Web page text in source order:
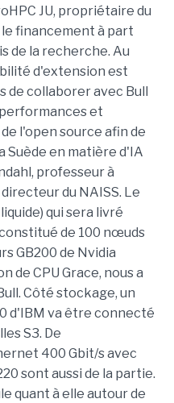
JU, propriétaire du
le financement à part
de la recherche. Au
d'extension est
de collaborer avec Bull
et
l'open source afin de
Suède en matière d'IA
professeur à
du NAISS. Le
qui sera livré
de 100 nœuds
GB200 de Nvidia
de CPU Grace, nous a
Côté stockage, un
d'IBM va être connecté
S3. De
400 Gbit/s avec
sont aussi de la partie.
quant à elle autour de